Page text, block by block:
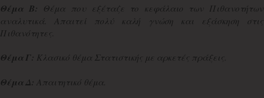
Θέμα Β: Θέμα που εξέταζε το κεφάλαιο των Πιθανοτήτων
αναλυτικά. Απαιτεί πολύ καλή γνώση και εξάσκηση στις
Πιθανότητες.
Θέμα Γ: Κλασικό θέμα Στατιστικής με αρκετές πράξεις.
Θέμα Δ: Απαιτητικό θέμα.